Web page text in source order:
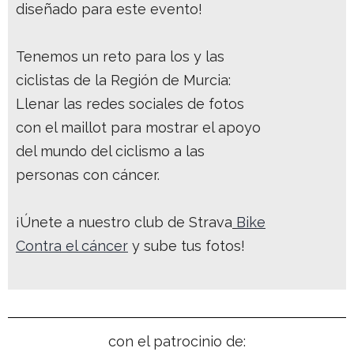
diseñado para este evento!
Tenemos un reto para los y las
ciclistas de la Región de Murcia:
Llenar las redes sociales de fotos
con el maillot para mostrar el apoyo
del mundo del ciclismo a las
personas con cáncer.
¡Únete a nuestro club de Strava Bike
Contra el cáncer y sube tus fotos!
con el patrocinio de: